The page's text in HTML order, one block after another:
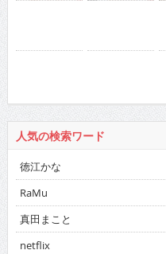
人気の検索ワード
徳江かな
RaMu
真田まこと
netflix